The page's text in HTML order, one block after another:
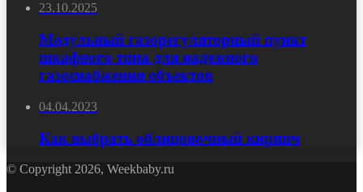
23.10.2025
Модульный газорегуляторный пункт
шкафного типа для надежного
газоснабжения объектов
04.04.2023
Как выбрать облицовочный кирпич
© Copyright 2026, Weekbaby.ru